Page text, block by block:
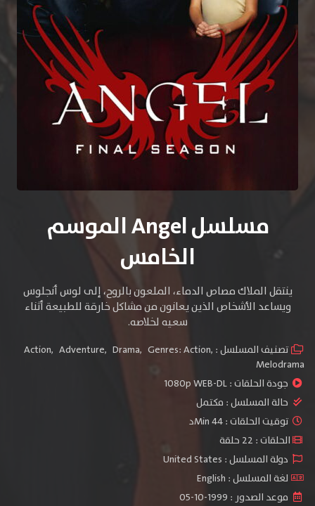
مسلسل Angel الموسم
الخامس
ينتقل الملاك مصاص الدماء، الملعون بالروح، إلى لوس أنجلوس
ويساعد الأشخاص الذين يعانون من مشاكل خارقة للطبيعة أثناء
سعيه لخلاصه.
تصنيف المسلسل : Action, Adventure, Drama, Genres: Action,
Melodrama
جودة الحلقات :1080p WEB-DL
حالة المسلسل : مكتمل
توقيت الحلقات : 44 Minد
الحلقات : 22 حلقة
دولة المسلسل : United States
لغة المسلسل : English
موعد الصدور : 1999-10-05